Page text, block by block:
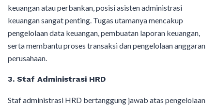
keuangan atau perbankan, posisi asisten administrasi
keuangan sangat penting. Tugas utamanya mencakup
pengelolaan data keuangan, pembuatan laporan keuangan,
serta membantu proses transaksi dan pengelolaan anggaran
perusahaan.
3. Staf Administrasi HRD
Staf administrasi HRD bertanggung jawab atas pengelolaan